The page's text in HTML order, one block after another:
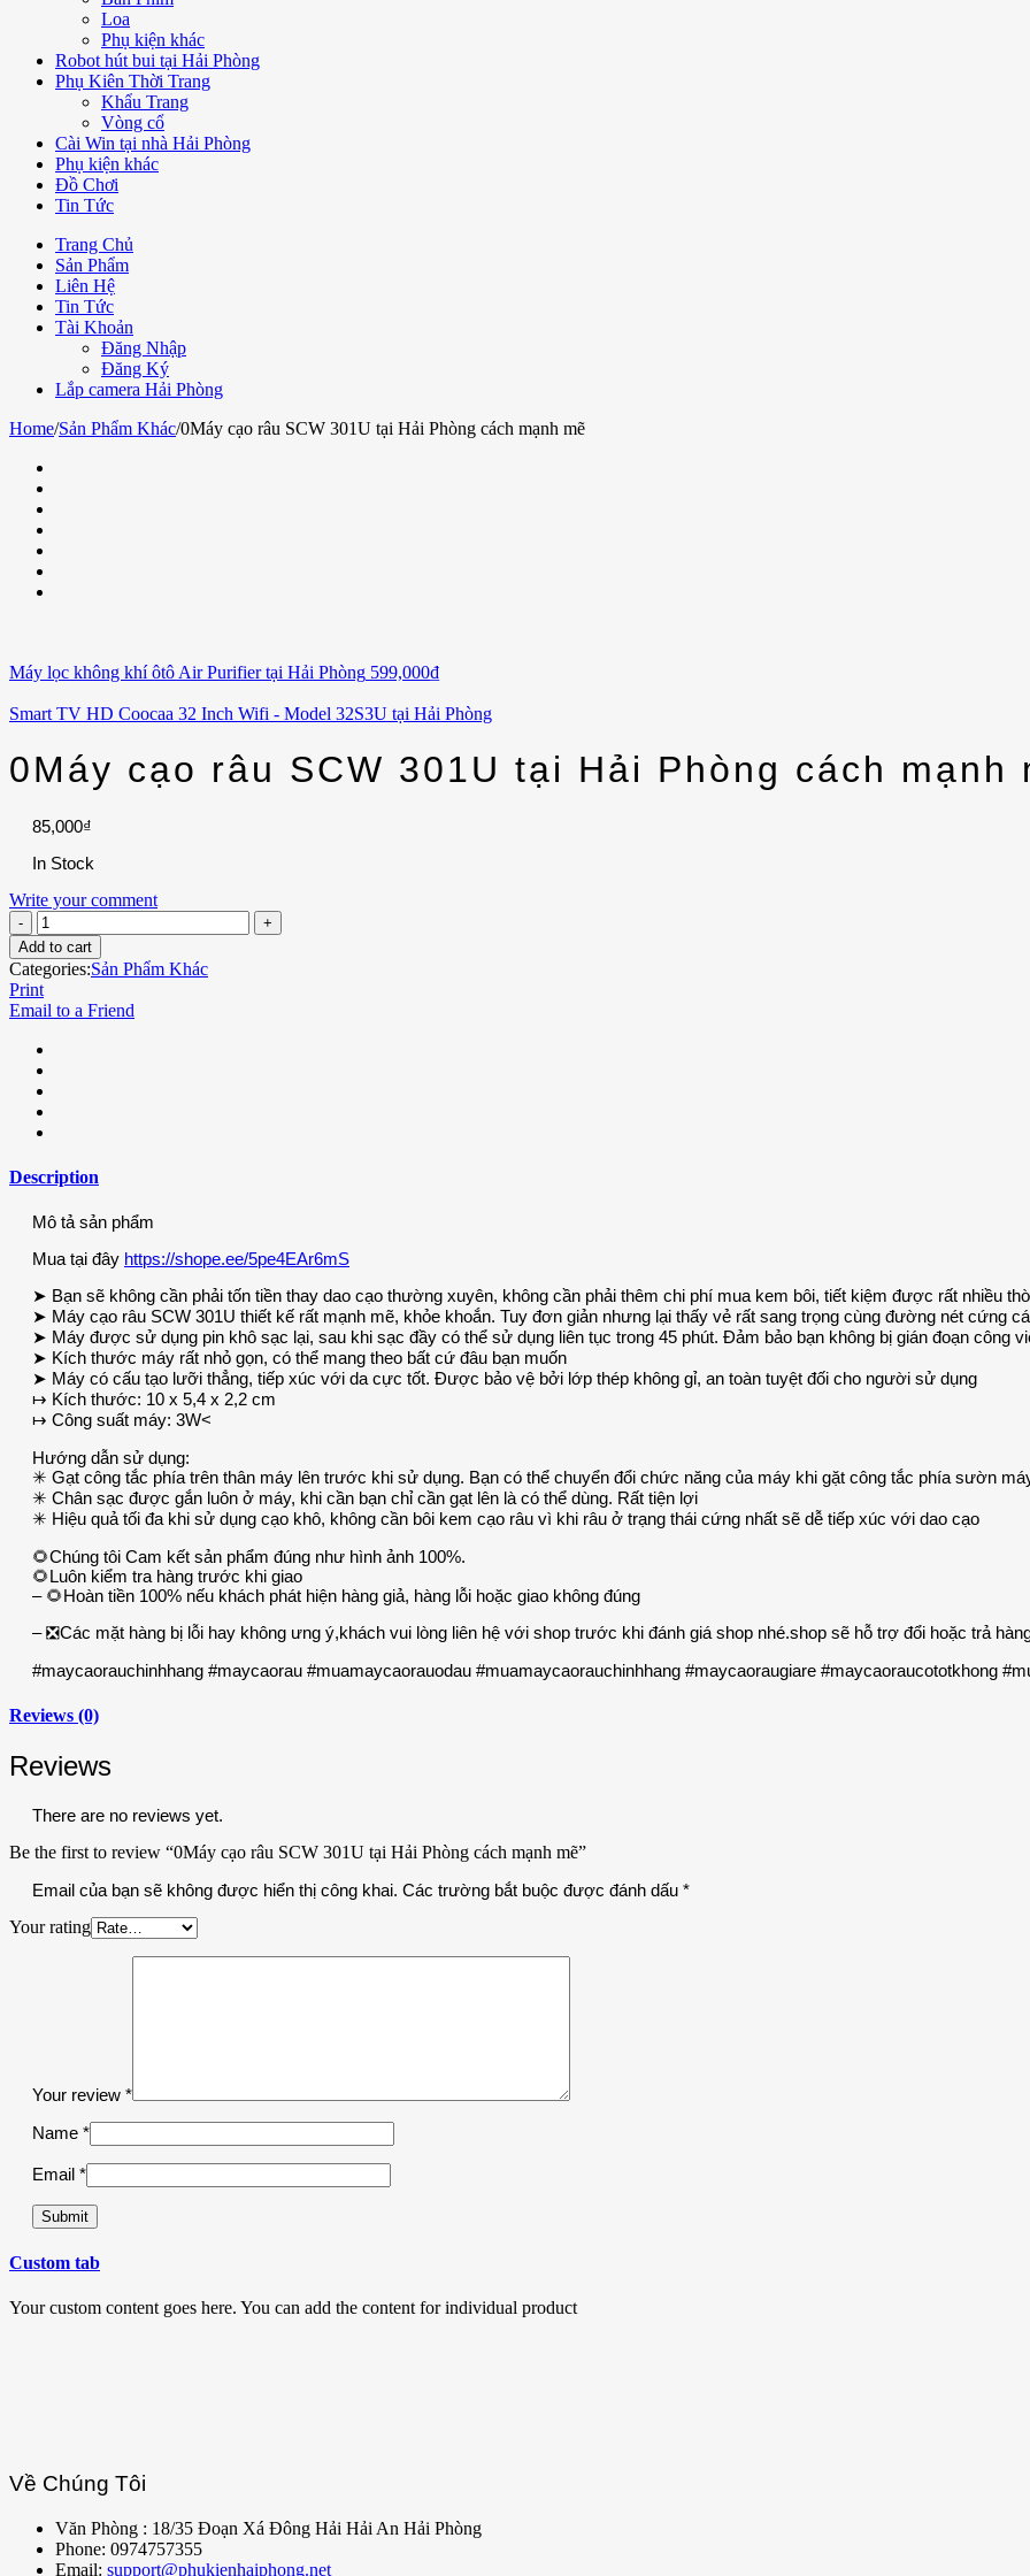
Loa
Phụ kiện khác
Robot hút bui tại Hải Phòng
Phụ Kiên Thời Trang
Khẩu Trang
Vòng cổ
Cài Win tại nhà Hải Phòng
Phụ kiện khác
Đồ Chơi
Tin Tức
Trang Chủ
Sản Phẩm
Liên Hệ
Tin Tức
Tài Khoản
Đăng Nhập
Đăng Ký
Lắp camera Hải Phòng
Home/Sản Phẩm Khác/0Máy cạo râu SCW 301U tại Hải Phòng cách mạnh mẽ
Máy lọc không khí ôtô Air Purifier tại Hải Phòng 599,000₫
Smart TV HD Coocaa 32 Inch Wifi - Model 32S3U tại Hải Phòng
0Máy cạo râu SCW 301U tại Hải Phòng cách mạnh
85,000₫
In Stock
Write your comment
Add to cart
Categories:Sản Phẩm Khác
Print
Email to a Friend
Description
Mô tả sản phẩm
Mua tại đây https://shope.ee/5pe4EAr6mS
➤ Bạn sẽ không cần phải tốn tiền thay dao cạo thường xuyên, không cần phải thêm chi phí mua kem bôi, tiết kiệm được rất nhiều
➤ Máy cạo râu SCW 301U thiết kế rất mạnh mẽ, khỏe khoắn. Tuy đơn giản nhưng lại thấy vẻ rất sang trọng cùng đường nét cứng
➤ Máy được sử dụng pin khô sạc lại, sau khi sạc đầy có thể sử dụng liên tục trong 45 phút. Đảm bảo bạn không bị gián đoạn công
➤ Kích thước máy rất nhỏ gọn, có thể mang theo bất cứ đâu bạn muốn
➤ Máy có cấu tạo lưỡi thẳng, tiếp xúc với da cực tốt. Được bảo vệ bởi lớp thép không gỉ, an toàn tuyệt đối cho người sử dụng
↦ Kích thước: 10 x 5,4 x 2,2 cm
↦ Công suất máy: 3W<
Hướng dẫn sử dụng:
✳ Gạt công tắc phía trên thân máy lên trước khi sử dụng. Bạn có thể chuyển đổi chức năng của máy khi gặt công tắc phía sườn
✳ Chân sạc được gắn luôn ở máy, khi cần bạn chỉ cần gạt lên là có thể dùng. Rất tiện lợi
✳ Hiệu quả tối đa khi sử dụng cạo khô, không cần bôi kem cạo râu vì khi râu ở trạng thái cứng nhất sẽ dễ tiếp xúc với dao cạo
🌻Chúng tôi Cam kết sản phẩm đúng như hình ảnh 100%.
🌻Luôn kiểm tra hàng trước khi giao
– 🌻Hoàn tiền 100% nếu khách phát hiện hàng giả, hàng lỗi hoặc giao không đúng
– ❎Các mặt hàng bị lỗi hay không ưng ý,khách vui lòng liên hệ với shop trước khi đánh giá shop nhé.shop sẽ hỗ trợ đổi hoặc trả
#maycaorauchinhhang #maycaorau #muamaycaorauodau #muamaycaorauchinhhang #maycaoraugiare #maycaoraucototkhong
Reviews (0)
Reviews
There are no reviews yet.
Be the first to review “0Máy cạo râu SCW 301U tại Hải Phòng cách mạnh mẽ”
Email của bạn sẽ không được hiển thị công khai. Các trường bắt buộc được đánh dấu *
Your rating
Your review *
Name *
Email *
Custom tab
Your custom content goes here. You can add the content for individual product
Về Chúng Tôi
Văn Phòng : 18/35 Đoạn Xá Đông Hải Hải An Hải Phòng
Phone: 0974757355
Email: support@phukienhaiphong.net